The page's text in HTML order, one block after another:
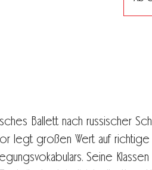
Ballett nach russischer
legt großen Wert auf richtige
Seine